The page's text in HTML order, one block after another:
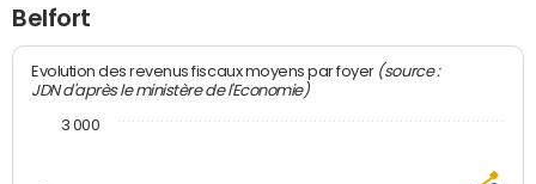
Belfort
Evolution des revenus fiscaux moyens par foyer (source :
JDN d'après le ministère de l'Economie)
3 000